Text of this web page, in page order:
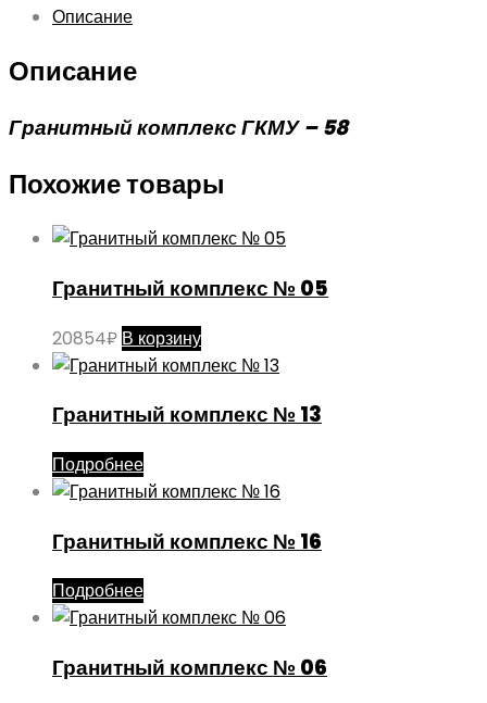
Описание
Описание
Гранитный комплекс ГКМУ – 58
Похожие товары
Гранитный комплекс № 05
20854₽ В корзину
Гранитный комплекс № 13
Подробнее
Гранитный комплекс № 16
Подробнее
Гранитный комплекс № 06